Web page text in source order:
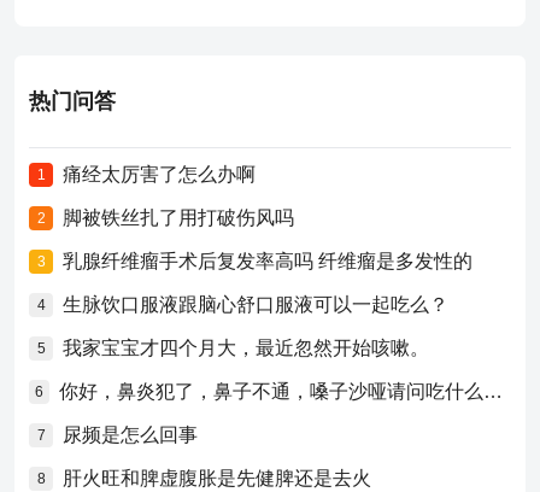
热门问答
1 痛经太厉害了怎么办啊
2 脚被铁丝扎了用打破伤风吗
3 乳腺纤维瘤手术后复发率高吗 纤维瘤是多发性的
4 生脉饮口服液跟脑心舒口服液可以一起吃么？
5 我家宝宝才四个月大，最近忽然开始咳嗽。
6 你好，鼻炎犯了，鼻子不通，嗓子沙哑请问吃什么药比较好？
7 尿频是怎么回事
8 肝火旺和脾虚腹胀是先健脾还是去火